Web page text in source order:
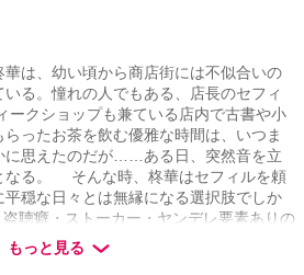
は、幼い頃から商店街には不似合いの
る。憧れの人でもある、店長のセフィ
クショップも兼ている店内で古書や小
ったお茶を飲む優雅な時間は、いつま
に思えたのだが……ある日、突然音を立
なる。 そんな時、柊華はセフィルを頼
穏な日々とは無縁になる選択肢でしか
癖・ストーカー・ヤンデレ要素ありの
お話です。 【R18】作品ですのでご注意
インバーション・カース 〜異世界へ飛
もっと見る